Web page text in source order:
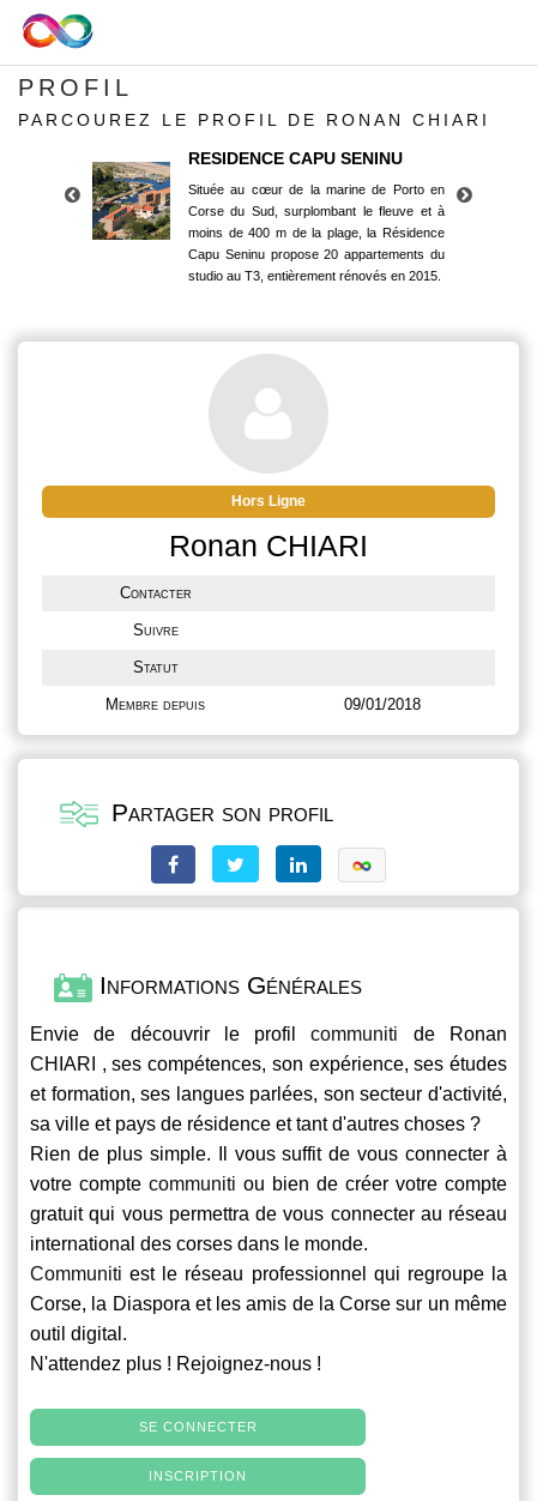
PROFIL
PARCOUREZ LE PROFIL DE RONAN CHIARI
RESIDENCE CAPU SENINU
Située au cœur de la marine de Porto en
Corse du Sud, surplombant le fleuve et à
moins de 400 m de la plage, la Résidence
Capu Seninu propose 20 appartements du
studio au T3, entièrement rénovés en 2015.
Corse du Sud, surplombant le fleuve et à
moins de 400 m de la plage, la Résidence
Capu Seninu propose 20 appartements du
studio au T3, entièrement rénovés en 2015.
Hors Ligne
Ronan CHIARI
Contacter
Suivre
Statut
Membre depuis 09/01/2018
Partager son profil
Informations Générales
Envie de découvrir le profilcommuniti de Ronan
CHIARI , ses compétences, son expérience, ses études
et formation, ses langues parlées, son secteur d'activité,
sa ville et pays de résidence et tant d'autres choses ?
Rien de plus simple. Il vous suffit de vous connecter à
votre compte communiti ou bien de créer votre compte
gratuit qui vous permettra de vous connecter au réseau
international des corses dans le monde.
Communiti est le réseau professionnel qui regroupe la
Corse, la Diaspora et les amis de la Corse sur un même
outil digital.
N'attendez plus ! Rejoignez-nous !
SE CONNECTER
INSCRIPTION